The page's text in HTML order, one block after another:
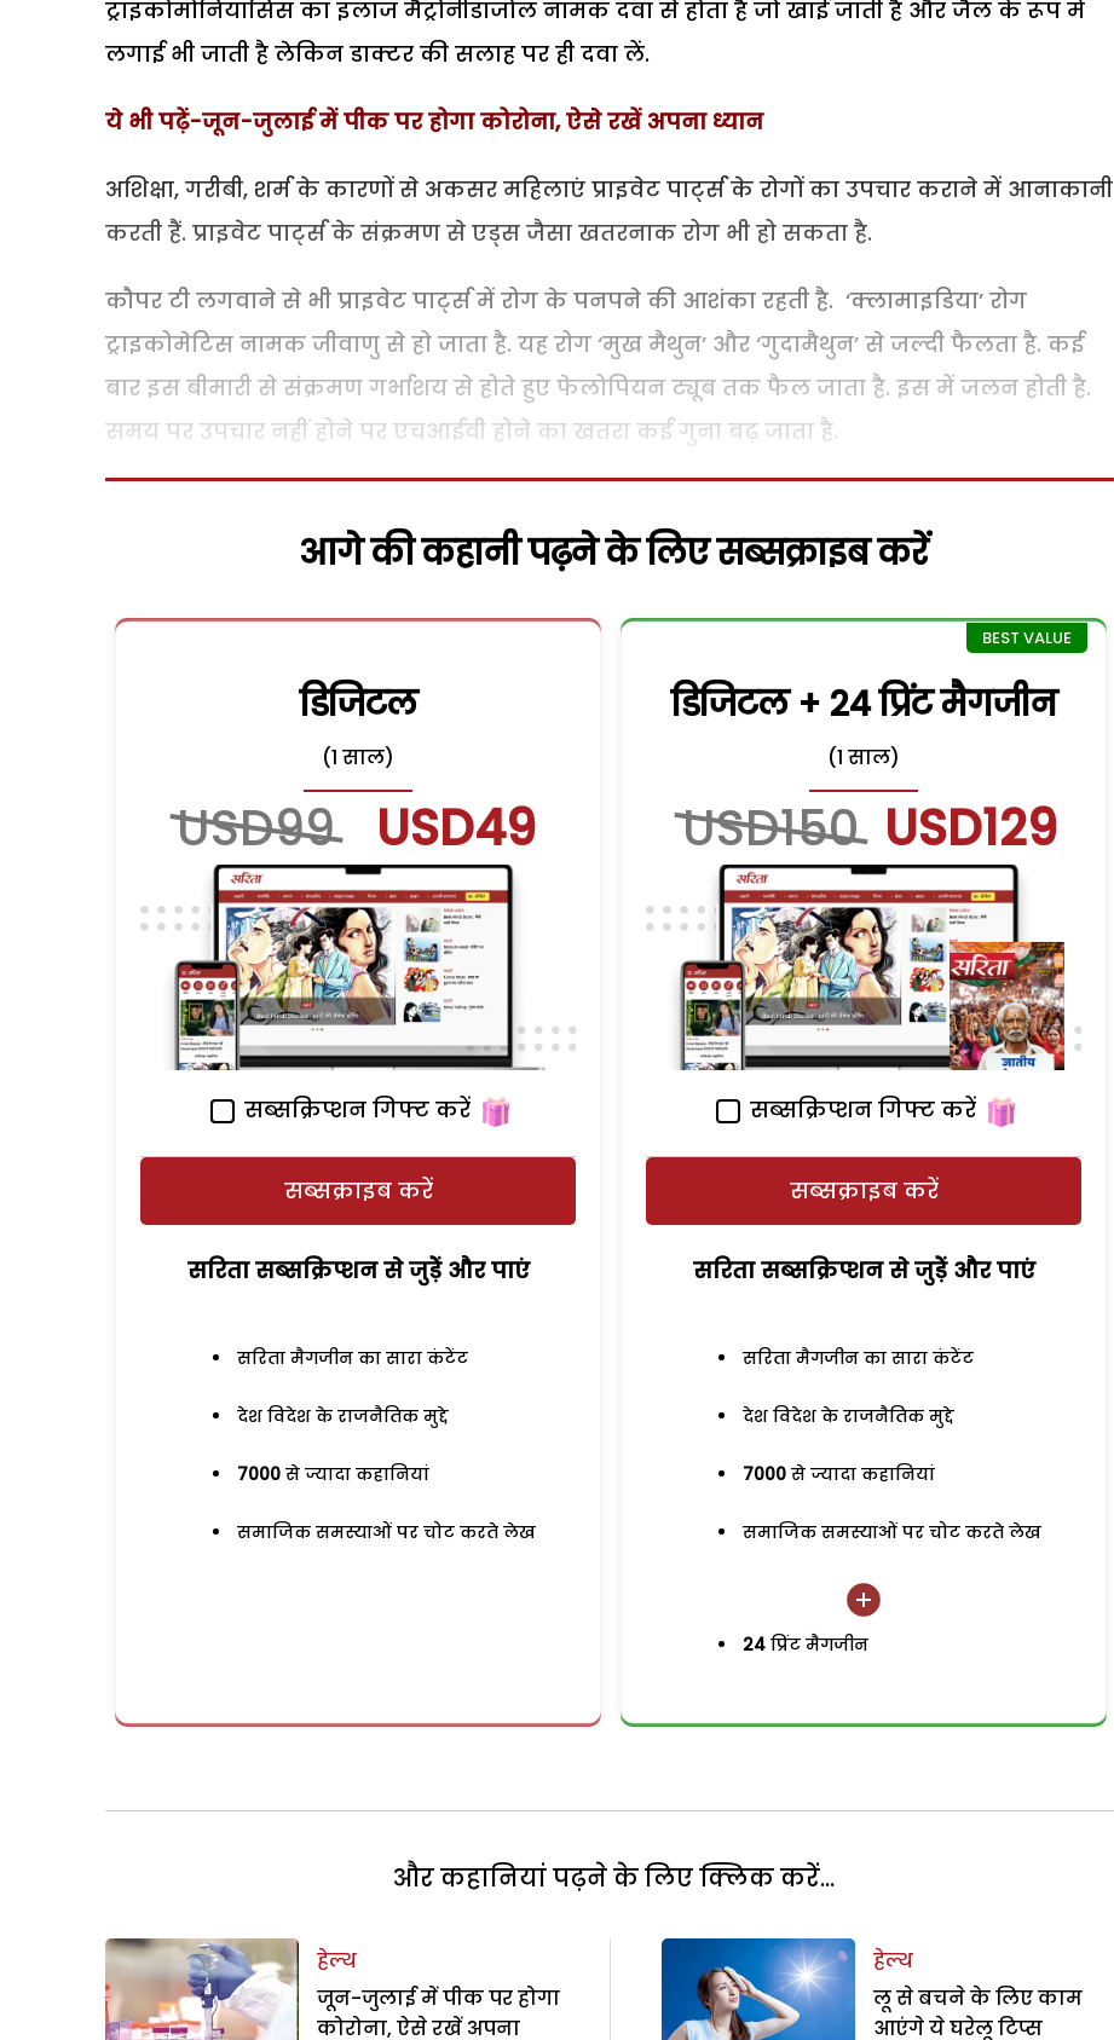
ट्राइकोमोनियासिस का इलाज मैट्रोनीडाजोल नामक दवा से होता है जो खाई जाती है और जैल के रूप में
लगाई भी जाती है लेकिन डाक्टर की सलाह पर ही दवा लें.
ये भी पढ़ें-जून-जुलाई में पीक पर होगा कोरोना, ऐसे रखें अपना ध्यान
अशिक्षा, गरीबी, शर्म के कारणों से अकसर महिलाएं प्राइवेट पार्ट्स के रोगों का उपचार कराने में आनाकानी
करती हैं. प्राइवेट पार्ट्स के संक्रमण से एड्स जैसा खतरनाक रोग भी हो सकता है.
कौपर टी लगवाने से भी प्राइवेट पार्ट्स में रोग के पनपने की आशंका रहती है. ‘क्लामाइडिया’ रोग
ट्राइकोमेटिस नामक जीवाणु से हो जाता है. यह रोग ‘मुख मैथुन’ और ‘गुदामैथुन’ से जल्दी फैलता है. कई
बार इस बीमारी से संक्रमण गर्भाशय से होते हुए फेलोपियन ट्यूब तक फैल जाता है. इस में जलन होती है.
समय पर उपचार नहीं होने पर एचआईवी होने का खतरा कई गुना बढ़ जाता है.
आगे की कहानी पढ़ने के लिए सब्सक्राइब करें
डिजिटल
(1 साल)
USD99 USD49
सब्सक्रिप्शन गिफ्ट करें
सब्सक्राइब करें
सरिता सब्सक्रिप्शन से जुड़ेें और पाएं
सरिता मैगजीन का सारा कंटेंट
देश विदेश के राजनैतिक मुद्दे
7000 से ज्यादा कहानियां
समाजिक समस्याओं पर चोट करते लेख
डिजिटल + 24 प्रिंट मैगजीन
(1 साल)
USD150 USD129
सब्सक्रिप्शन गिफ्ट करें
सब्सक्राइब करें
सरिता सब्सक्रिप्शन से जुड़ेें और पाएं
सरिता मैगजीन का सारा कंटेंट
देश विदेश के राजनैतिक मुद्दे
7000 से ज्यादा कहानियां
समाजिक समस्याओं पर चोट करते लेख
24 प्रिंट मैगजीन
और कहानियां पढ़ने के लिए क्लिक करें...
हेल्थ
जून-जुलाई में पीक पर होगा
कोरोना, ऐसे रखें अपना
हेल्थ
लू से बचने के लिए काम
आएंगे ये घरेलू टिप्स